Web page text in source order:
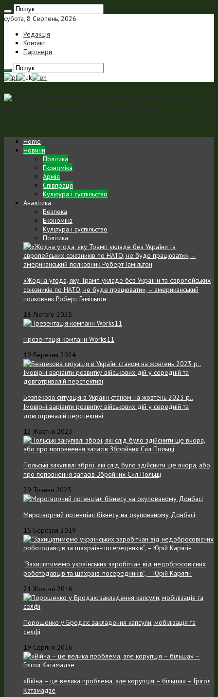
субота, 8 Серпень, 2026
Редакція
Контакт
Партнери
Home
Новини
Політика
Економіка
Армія
Співпраця
Культура і суспільство
Аналітика
Безпека
Економіка
Культура і суспільство
Політика
«Жодна угода, яку Трамп укладе без України та європейських
союзників по НАТО, не буде працювати», – американський
полковник Роберт Гамільтон
18 Лютого 2025
Презентація компанії Works11
19 Березня 2024
Безпекова ситуація в Україні станом на жовтень 2023 р..
Імовірні варіанти розвитку військових дій у середній та
довготривалій перспективі
12 Жовтня 2023
Польські закупівлі зброї, які слід було здійснити ще вчора, або
про поповнення запасів Збройних Cил Польщі
29 Травня 2023
Миротворчий потенціал бізнесу на окупованому Донбасі
15 Березня 2019
“Захищатимемо українських заробітчан від недобросовісних
роботодавців та шахраїв-посередників”, – Юрій Карягін
21 Жовтня 2016
Порошенко у Бродах: закладення капсули, мобілізація та
селфі
19 Серпня 2016
«Війна – це велика проблема, але корупція – більша» – Грігол
Катамадзе